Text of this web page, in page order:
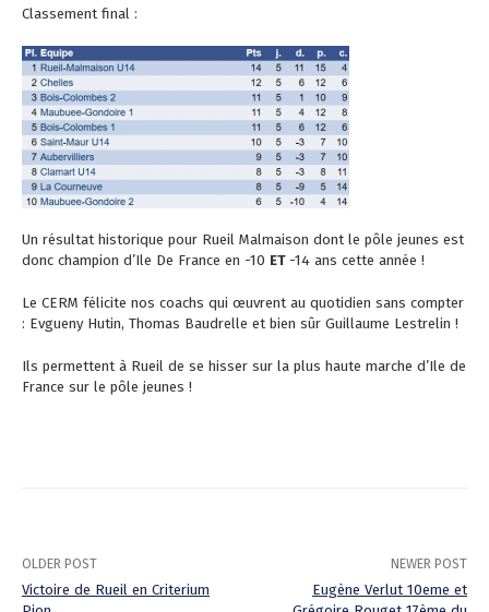
Classement final :
Un résultat historique pour Rueil Malmaison dont le pôle jeunes est
donc champion d’Ile De France en -10 ET -14 ans cette année !
Le CERM félicite nos coachs qui œuvrent au quotidien sans compter
: Evgueny Hutin, Thomas Baudrelle et bien sûr Guillaume Lestrelin !
Ils permettent à Rueil de se hisser sur la plus haute marche d’Ile de
France sur le pôle jeunes !
OLDER POST
Victoire de Rueil en Criterium
NEWER POST
Eugène Verlut 10eme et